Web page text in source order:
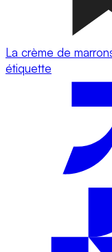
La crème de
étiquette